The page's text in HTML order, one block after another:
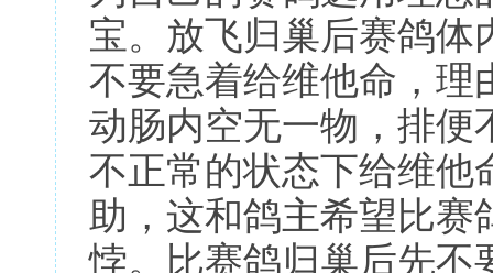
宝。放飞归巢后赛鸽体
不要急着给维他命，理
动肠内空无一物，排便
不正常的状态下给维他
助，这和鸽主希望比赛
悖。比赛鸽归巢后先不